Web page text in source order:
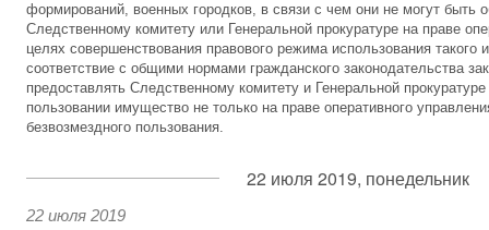
формирований, военных городков, в связи с чем они не могут быть
Следственному комитету или Генеральной прокуратуре на праве
целях совершенствования правового режима использования такого
соответствие с общими нормами гражданского законодательства
предоставлять Следственному комитету и Генеральной
пользовании имущество не только на праве оперативного
безвозмездного пользования.
22 июля 2019, понедельник
22 июля 2019